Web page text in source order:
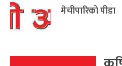
मेचीपारिको पीडा